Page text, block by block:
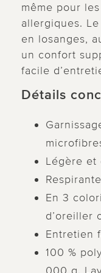
même pour
allergiques.
en losanges,
un confort
facile
Détails
Légère et
En 3
d’oreiller
Entretien
100 %